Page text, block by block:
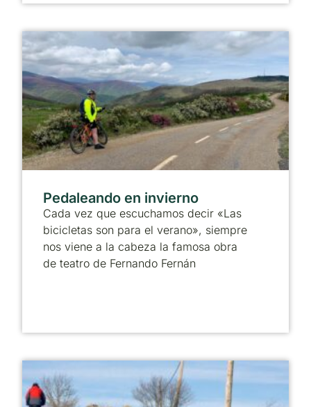
Pedaleando en invierno
Cada vez que escuchamos decir «Las
bicicletas son para el verano», siempre
nos viene a la cabeza la famosa obra
de teatro de Fernando Fernán